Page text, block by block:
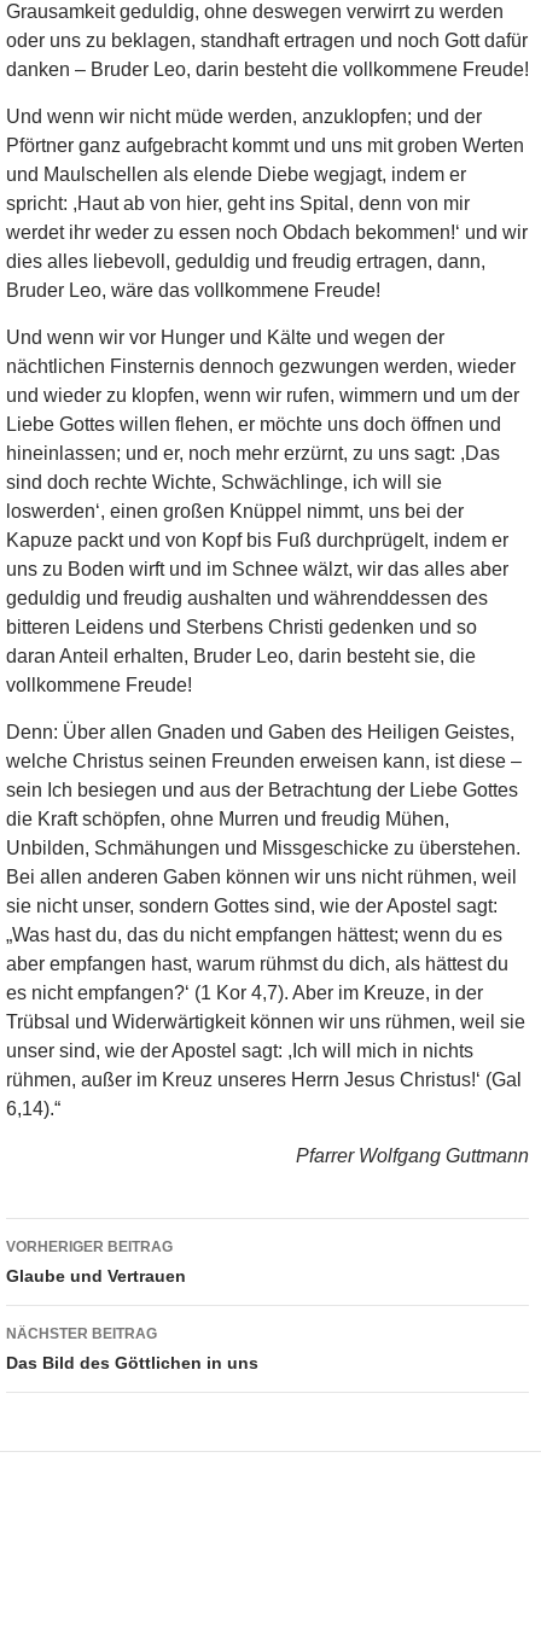
Grausamkeit geduldig, ohne deswegen verwirrt zu werden
oder uns zu beklagen, standhaft ertragen und noch Gott dafür
danken – Bruder Leo, darin besteht die vollkommene Freude!
Und wenn wir nicht müde werden, anzuklopfen; und der
Pförtner ganz aufgebracht kommt und uns mit groben Werten
und Maulschellen als elende Diebe wegjagt, indem er
spricht: ,Haut ab von hier, geht ins Spital, denn von mir
werdet ihr weder zu essen noch Obdach bekommen!‘ und wir
dies alles liebevoll, geduldig und freudig ertragen, dann,
Bruder Leo, wäre das vollkommene Freude!
Und wenn wir vor Hunger und Kälte und wegen der
nächtlichen Finsternis dennoch gezwungen werden, wieder
und wieder zu klopfen, wenn wir rufen, wimmern und um der
Liebe Gottes willen flehen, er möchte uns doch öffnen und
hineinlassen; und er, noch mehr erzürnt, zu uns sagt: ,Das
sind doch rechte Wichte, Schwächlinge, ich will sie
loswerden‘, einen großen Knüppel nimmt, uns bei der
Kapuze packt und von Kopf bis Fuß durchprügelt, indem er
uns zu Boden wirft und im Schnee wälzt, wir das alles aber
geduldig und freudig aushalten und währenddessen des
bitteren Leidens und Sterbens Christi gedenken und so
daran Anteil erhalten, Bruder Leo, darin besteht sie, die
vollkommene Freude!
Denn: Über allen Gnaden und Gaben des Heiligen Geistes,
welche Christus seinen Freunden erweisen kann, ist diese –
sein Ich besiegen und aus der Betrachtung der Liebe Gottes
die Kraft schöpfen, ohne Murren und freudig Mühen,
Unbilden, Schmähungen und Missgeschicke zu überstehen.
Bei allen anderen Gaben können wir uns nicht rühmen, weil
sie nicht unser, sondern Gottes sind, wie der Apostel sagt:
„Was hast du, das du nicht empfangen hättest; wenn du es
aber empfangen hast, warum rühmst du dich, als hättest du
es nicht empfangen?‘ (1 Kor 4,7). Aber im Kreuze, in der
Trübsal und Widerwärtigkeit können wir uns rühmen, weil sie
unser sind, wie der Apostel sagt: ,Ich will mich in nichts
rühmen, außer im Kreuz unseres Herrn Jesus Christus!‘ (Gal
6,14).“
Pfarrer Wolfgang Guttmann
Beitragsnavigation
VORHERIGER BEITRAG
Glaube und Vertrauen
NÄCHSTER BEITRAG
Das Bild des Göttlichen in uns